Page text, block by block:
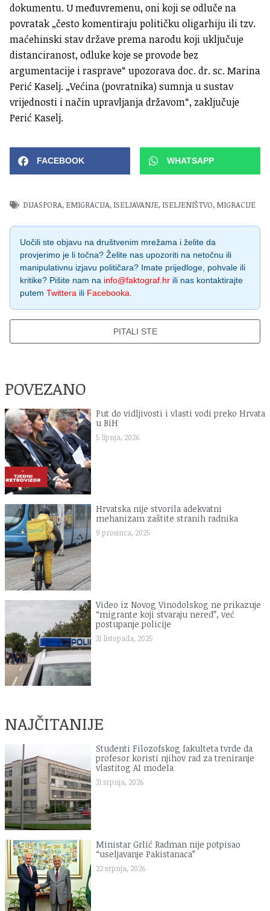
dokumentu. U međuvremenu, oni koji se odluče na
povratak „često komentiraju političku oligarhiju ili tzv.
maćehinski stav države prema narodu koji uključuje
distanciranost, odluke koje se provode bez
argumentacije i rasprave“ upozorava doc. dr. sc. Marina
Perić Kaselj. „Većina (povratnika) sumnja u sustav
vrijednosti i način upravljanja državom“, zaključuje
Perić Kaselj.
FACEBOOK WHATSAPP
DIJASPORA, EMIGRACIJA, ISELJAVANJE, ISELJENIŠTVO, MIGRACIJE
Uočili ste objavu na društvenim mrežama i želite da
provjerimo je li točna? Želite nas upozoriti na netočnu ili
manipulativnu izjavu političara? Imate prijedloge, pohvale ili
kritike? Pišite nam na info@faktograf.hr ili nas kontaktirajte
putem Twittera ili Facebooka
PITALI STE
POVEZANO
Put do vidljivosti i vlasti vodi preko Hrvata
u BiH
5 lipnja, 2026
Hrvatska nije stvorila adekvatni
mehanizam zaštite stranih radnika
9 prosinca, 2025
Video iz Novog Vinodolskog ne prikazuje
“migrante koji stvaraju nered”, već
postupanje policije
31 listopada, 2025
NAJČITANIJE
Studenti Filozofskog fakulteta tvrde da
profesor koristi njihov rad za treniranje
vlastitog AI modela
31 srpnja, 2026
Ministar Grlić Radman nije potpisao
“useljavanje Pakistanaca”
22 srpnja, 2026